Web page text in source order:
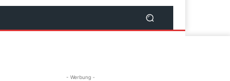
- Werbung -